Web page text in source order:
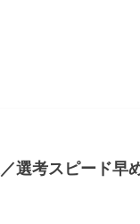
選考スピード早